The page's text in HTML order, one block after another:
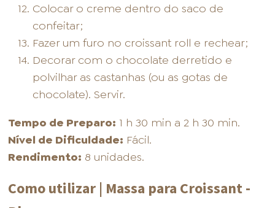
Colocar o creme dentro do saco de
confeitar;
Fazer um furo no croissant roll e rechear;
Decorar com o chocolate derretido e
polvilhar as castanhas (ou as gotas de
chocolate). Servir.
Tempo de Preparo: 1 h 30 min a 2 h 30 min.
Nível de Dificuldade: Fácil.
Rendimento: 8 unidades.
Como utilizar | Massa para Croissant -